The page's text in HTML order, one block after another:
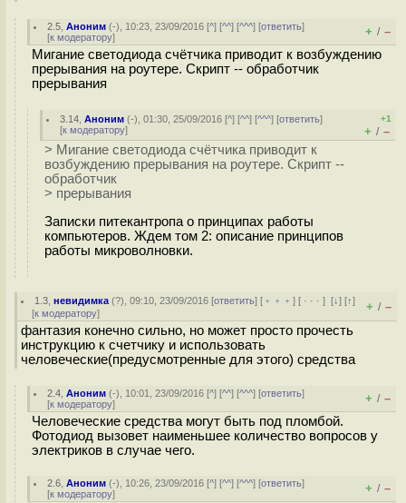
2.5 ,Аноним (-), 10:23, 23/09/2016 [^] [^^] [^^^] [ответить]
[к модератору] + / –
Мигание светодиода счётчика приводит к возбуждению
прерывания на роутере. Скрипт -- обработчик
прерывания
3.14 ,Аноним (-), 01:30, 25/09/2016 [^] [^^] [^^^] [ответить]
[к модератору]
+1
+ / –
> Мигание светодиода счётчика приводит к
возбуждению прерывания на роутере. Скрипт --
обработчик
> прерывания
Записки питекантропа о принципах работы
компьютеров. Ждем том 2: описание принципов
работы микроволновки.
1.3 ,невидимка (?), 09:10, 23/09/2016 [ответить] [ ﹢﹢﹢] [ · · ·][↓] [↑]
[к модератору] + / –
фантазия конечно сильно, но может просто прочесть
инструкцию к счетчику и использовать
человеческие(предусмотренные для этого) средства
2.4 ,Аноним (-), 10:01, 23/09/2016 [^] [^^] [^^^] [ответить]
[к модератору] + / –
Человеческие средства могут быть под пломбой.
Фотодиод вызовет наименьшее количество вопросов у
электриков в случае чего.
2.6 ,Аноним (-), 10:26, 23/09/2016 [^] [^^] [^^^] [ответить]
[к модератору] + / –